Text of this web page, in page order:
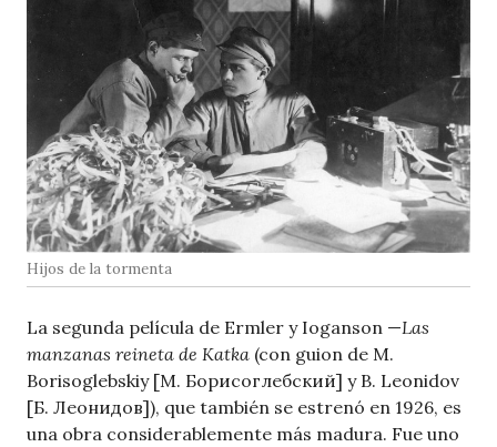
Hijos de la tormenta
La segunda película de Ermler y Ioganson —Las
manzanas reineta de Katka (con guion de M.
Borisoglebskiy [М. Борисоглебский] y B. Leonidov
[Б. Леонидов]), que también se estrenó en 1926, es
una obra considerablemente más madura. Fue uno